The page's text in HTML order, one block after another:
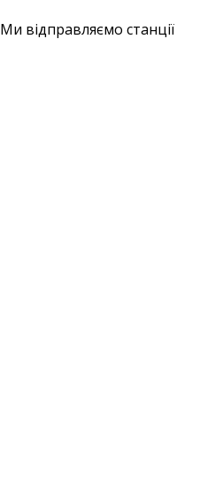
відправляємо станції